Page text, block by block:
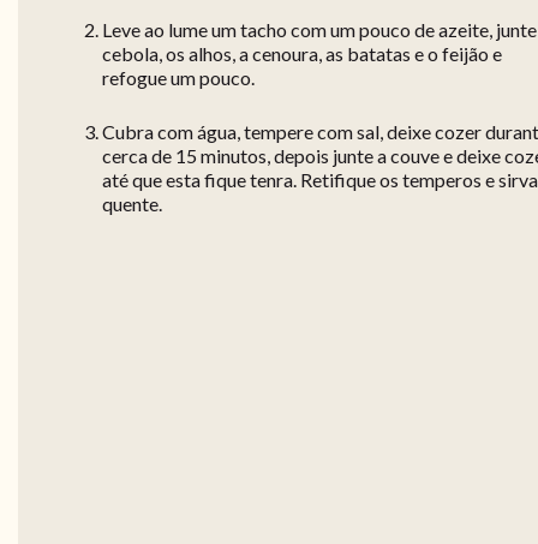
Leve ao lume um tacho com um pouco de azeite,
cebola, os alhos, a cenoura, as batatas e o feijão e
refogue um pouco.
Cubra com água, tempere com sal, deixe cozer
cerca de 15 minutos, depois junte a couve e deixe
até que esta fique tenra. Retifique os temperos e sirva
quente.